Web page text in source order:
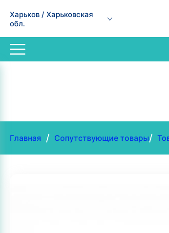
Харьков / Харьковская
обл.
Главная / Сопутствующие товары/